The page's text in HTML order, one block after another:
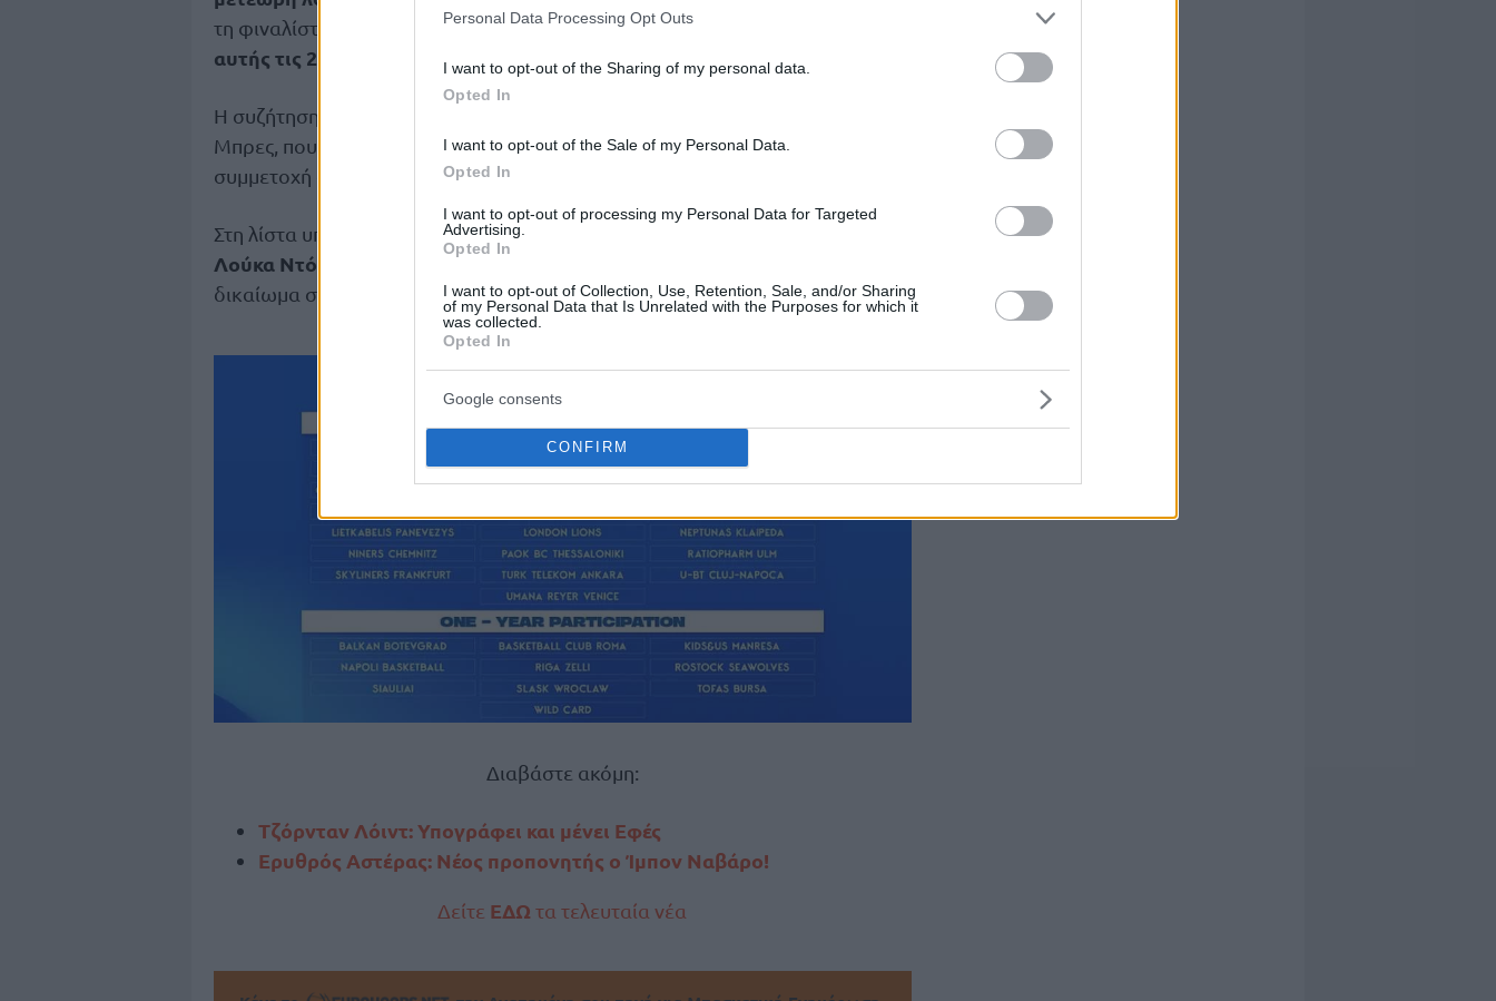
Personal Data Processing Opt Outs
I want to opt-out of the Sharing of my personal data.
Opted In
I want to opt-out of the Sale of my Personal Data.
Opted In
I want to opt-out of processing my Personal Data for Targeted
Advertising.
Opted In
I want to opt-out of Collection, Use, Retention, Sale, and/or Sharing
of my Personal Data that Is Unrelated with the Purposes for which it
was collected.
Opted In
Google consents
CONFIRM
τη φιναλίστ το 2026 Μπεσίκτας, που είναιυποψήφια να συμπληρώσει αντ’
αυτής τις 20 ομάδες στην Ευρωλίγκα
Η συζήτηση δεν αφορά προ πολλού τη νυν κάτοχο του τροπαίου Μπουρ αν
Μπρες, που
για (δυσβάσταχτους) οικονομικούς λόγους τη
συμμετοχή στην κορυφαία ευρωπαϊκή διασυλλογική διοργάνωση.
Στη λίστα υπάρχει και το όνομα της…
Λούκα Ντόντσιτς Λέικερς
δικαίωμα συμμετοχής για μία χρονιά.
Διαβάστε ακόμη:
Τζόρνταν Λόιντ: Υπογράφει και μένει Εφές
Ερυθρός Αστέρας: Νέος προπονητής ο Ίμπον Ναβάρο!
Δείτε ΕΔΩ τα τελευταία νέα